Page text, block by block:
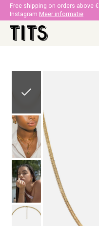
Free shipping on orders above
Instagram Meer informatie